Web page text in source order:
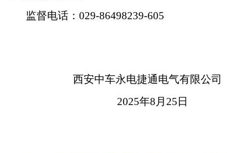
监督电话： 029-86498239-605
西安中车永电捷通电气有限公司
2025年8月 25 日